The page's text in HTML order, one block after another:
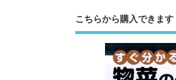
こちらから購入できます